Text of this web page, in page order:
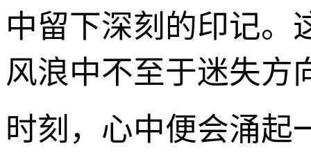
中留下深刻的印记。
风浪中不至于迷失
时刻，心中便会涌起